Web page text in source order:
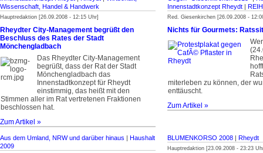
Wissenschaft, Handel & Handwerk
Hauptredaktion [26.09.2008 - 12:15 Uhr]
Rheydter City-Management begrüßt den
Beschluss des Rates der Stadt
Mönchengladbach
Das Rheydter City-Management
begrüßt, dass der Rat der Stadt
Mönchengladbach das
Innenstadtkonzept für Rheydt
einstimmig, das heißt mit den
Stimmen aller im Rat vertretenen Fraktionen
beschlossen hat.
Zum Artikel »
Innenstadtkonzept Rheydt |
Red. Giesenkirchen [26.09.2008 -
Nichts für Gourmets:
miterleben zu können, der
enttäuscht.
Zum Artikel »
Aus dem Umland, NRW und darüber hinaus | Haushalt
2009
BLUMENKORSO 2008 | Rheydt
Hauptredaktion [23.09.2008 - 23:23